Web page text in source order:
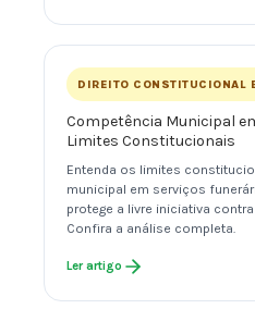
DIREITO CONSTITUCIONAL
Competência Municipal
Limites Constitucionais
Entenda os limites
municipal em serviços
protege a livre iniciativa
Confira a análise completa.
Ler artigo